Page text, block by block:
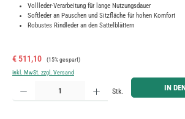
Vollleder-Verarbeitung für lange Nutzungsdauer
Softleder an Pauschen und Sitzfläche für hohen Komfort
Robustes Rindleder an den Sattelblättern
Verkaufspreis:
€ 511,10 Regulärer Preis:
(15% gespart)
inkl. MwSt. zzgl. Versand
Produkt Anzahl: Gib den gewünschten Wert ein oder benutze
Stk. IN